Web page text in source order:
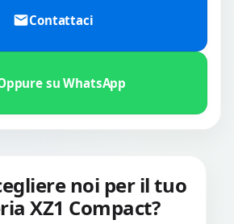
Contattaci
su WhatsApp
noi per il tuo
XZ1 Compact?